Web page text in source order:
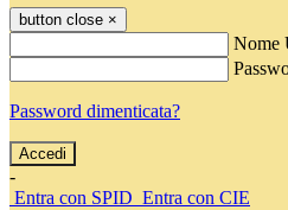
button close ×
Nome
Password dimenticata?
-
Entra con SPID Entra con CIE